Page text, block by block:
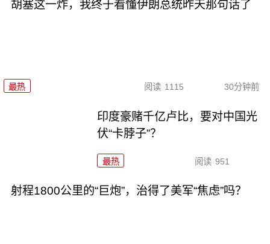
胡塞这一炸，我终于看懂伊朗总统昨天那句话了
最热 阅读 1115 30分钟前
印度豪赌千亿卢比，要对中国光
伏“卡脖子”？
最热 阅读 951
射程1800公里的“巨炮”，治得了美军“焦虑”吗？